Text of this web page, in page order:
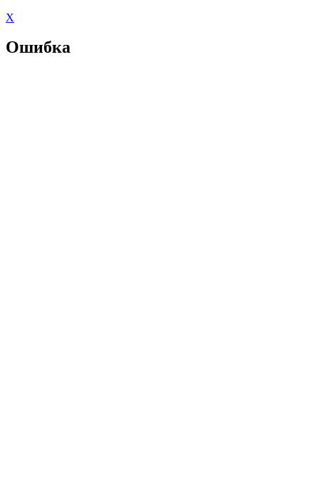
X
Ошибка